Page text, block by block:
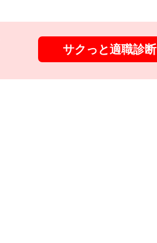
サクっと適職診断